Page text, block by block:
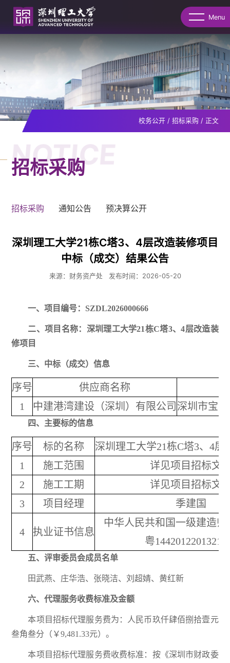
Menu
校务公开/ 招标采购 / 正文
NOTICE
招标采购
招标采购 通知公告 预决算公开
深圳理工大学21栋C塔3、4层改造装修项目
中标（成交）结果公告
来源：财务资产处 发布时间：2026-05-20
一、项目编号： SZDL2026000666
二、项目名称： 深圳理工大学21栋C塔3、4层改造装
修项目
三、 中标（成交）信息
序号
供应商名称
1
中建港湾建设（深圳）有限公司 深圳市宝
四、主要标的信息
序号 标的名称
深圳理工大学21栋C塔3、4层
1
施工范围
详见项目招标文
2
施工工期
详见项目招标文
3
项目经理 季建国
4 执业证书信息
中华人民共和国一级建造
粤
五、评审委员会成员名单
田武燕、庄华浩、张晓洁、刘超婧、黄红新
六、代理服务收费标准及金额
本项目招标代理服务费为：人民币玖仟肆佰捌拾壹元
叁角叁分（￥9,481.33元）。
本项目招标代理服务费收费标准：按《深圳市财政委